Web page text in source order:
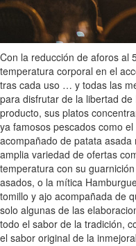
Con la reducción de aforos al
temperatura corporal en el
tras cada uso … y todas las
para disfrutar de la libertad
producto, sus platos
ya famosos pescados como
acompañado de patata
amplia variedad de ofertas
temperatura con su
asados, o la mítica
tomillo y ajo acompañada de
solo algunas de las
todo el sabor de la tradición,
el sabor original de la